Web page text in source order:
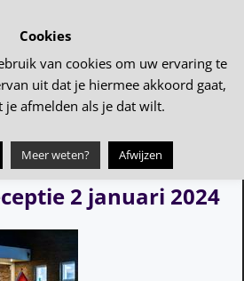
Even genieten op de ijsbaan
2 januari 2024
Cookies
van cookies om uw ervaring te
uit dat je hiermee akkoord gaat,
je afmelden als je dat wilt.
Meer weten? Afwijzen